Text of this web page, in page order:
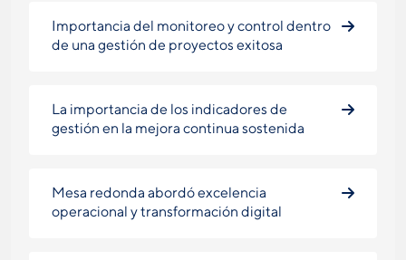
Importancia del monitoreo y control dentro
de una gestión de proyectos exitosa
La importancia de los indicadores de
gestión en la mejora continua sostenida
Mesa redonda abordó excelencia
operacional y transformación digital